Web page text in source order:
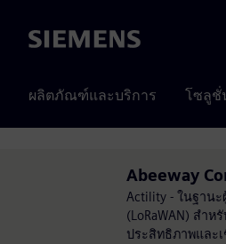
Siemens
ผลิตภัณฑ์และบริการ โซลูชั่
Abeeway
Actility - ในฐานะ
(LoRaWAN) สำ
ประสิทธิภาพและ